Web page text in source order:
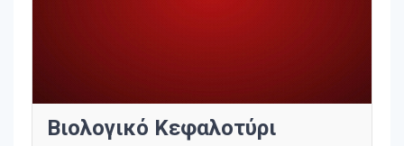
Βιολογικό Κεφαλοτύρι